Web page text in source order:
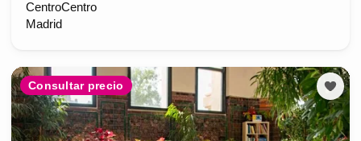
CentroCentro
Madrid
Consultar precio